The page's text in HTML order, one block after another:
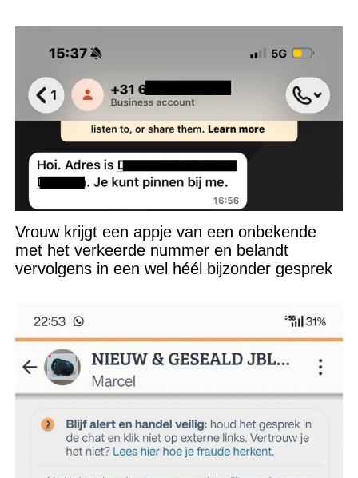
Vrouw krijgt een appje van een onbekende
met het verkeerde nummer en belandt
vervolgens in een wel héél bijzonder gesprek